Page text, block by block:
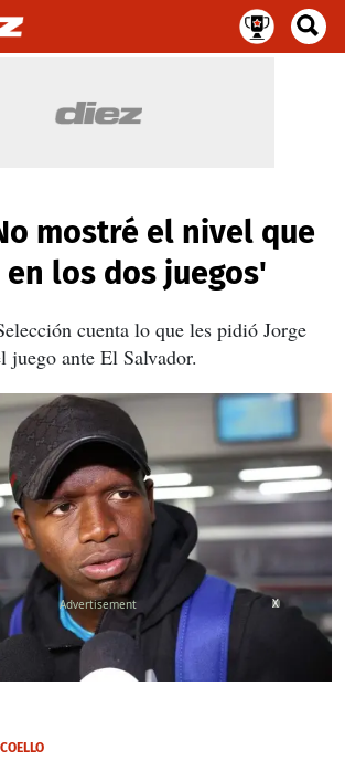
mostré el nivel que
los dos juegos'
cuenta lo que les pidió Jorge
juego ante El Salvador.
X